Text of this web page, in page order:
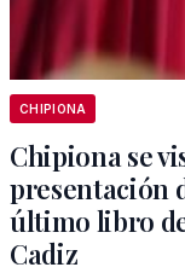
CHIPIONA
Chipiona se
presentación
último libro
Cadiz